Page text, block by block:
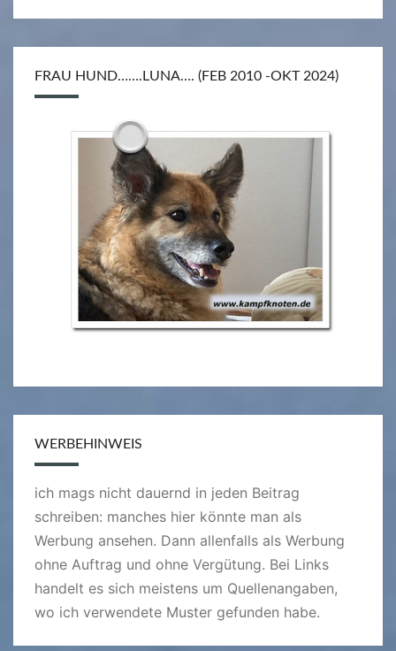
FRAU HUND…….LUNA…. (FEB 2010 -OKT 2024)
WERBEHINWEIS
ich mags nicht dauernd in jeden Beitrag
schreiben: manches hier könnte man als
Werbung ansehen. Dann allenfalls als Werbung
ohne Auftrag und ohne Vergütung. Bei Links
handelt es sich meistens um Quellenangaben,
wo ich verwendete Muster gefunden habe.